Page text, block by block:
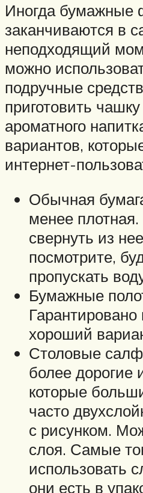
Иногда бумажные
заканчиваются в
неподходящий
можно
подручные
приготовить
ароматного
вариантов,
интернет-
Обычная
менее
свернуть из
посмотрите,
пропускать
​Бумажные
Гарантировано
хороший
​Столовые
более дорогие
которые
часто
с рисунком.
слоя. Самые
использовать
они есть в